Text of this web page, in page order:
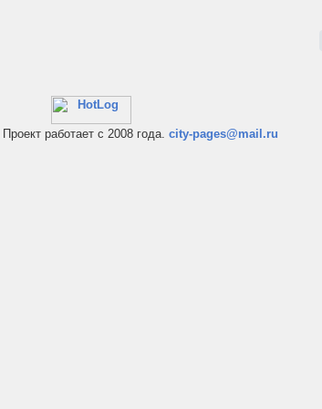
Проект работает с 2008 года. city-pages@mail.ru